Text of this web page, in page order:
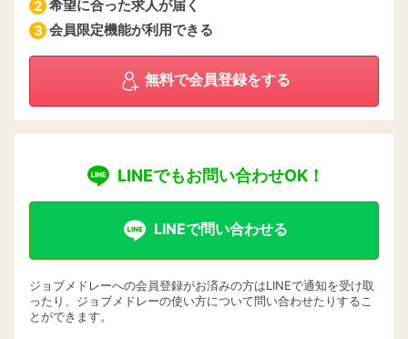
2 希望に合った求人が届く
3 会員限定機能が利用できる
無料で会員登録をする
LINEでもお問い合わせOK！
LINEで問い合わせる
ジョブメドレーへの会員登録がお済みの方はLINEで通知を受け取
ったり、ジョブメドレーの使い方について問い合わせたりするこ
とができます。